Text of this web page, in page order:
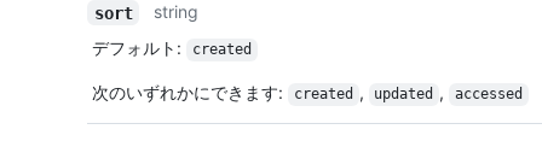
sort
string
デフォルト : created
次のいずれかにできます: created , updated , accessed